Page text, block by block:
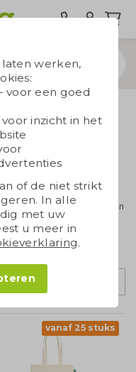
in full
Of heb je een
de weinige partijen in
Of het nu katoenen
er haarscherp
onze
vanaf 25 stuks
werken,
voor een goed
inzicht in het
of de niet strikt
In alle
met uw
u meer in
.